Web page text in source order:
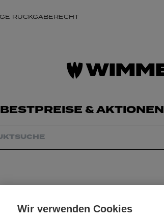
RÜCKGABERECHT
BESTPREISE & AKTIONEN
Wir verwenden Cookies